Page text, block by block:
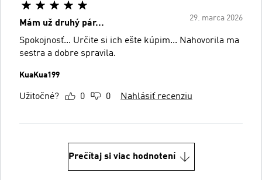
29. marca 2026
Mám už druhý pár...
Spokojnosť... Určite si ich ešte kúpim... Nahovorila ma
sestra a dobre spravila.
KuaKua199
Užitočné? 0 0 Nahlásiť recenziu
Prečítaj si viac hodnotení